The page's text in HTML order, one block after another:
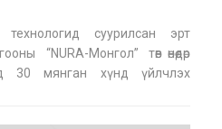
суурилсан эрт
“NURA-Монгол” төв өнөөдөр
30 мянган хүнд үйлчлэх